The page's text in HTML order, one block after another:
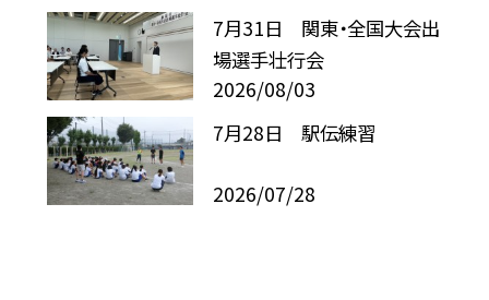
7月31日 関東・全国大会出
場選手壮行会
2026/08/03
7月28日 駅伝練習
2026/07/28